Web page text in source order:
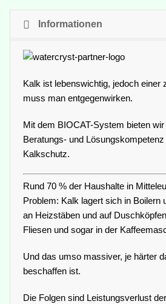
Informationen
Kalk ist lebenswichtig, jedoch einer
muss man entgegenwirken.
Mit dem BIOCAT-System bieten
Beratungs- und
Kalkschutz.
Rund 70 % der Haushalte in
Problem: Kalk lagert sich in Boilern
an Heizstäben und auf
Fliesen und sogar in der
Und das umso massiver, je härter
beschaffen ist.
Die Folgen sind Leistungsverlust